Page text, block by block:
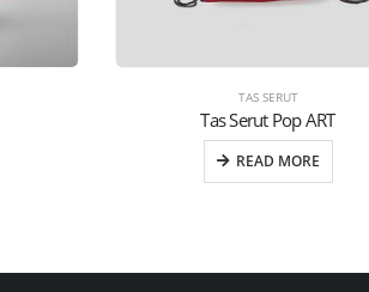
TAS SERUT
Tas Serut Pop ART
READ MORE